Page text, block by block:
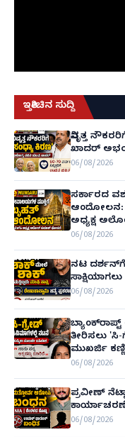
ಇತ್ತೀಚಿನ ಸುದ್ದಿ
ನಿವೃತ್ತ
ಖಾದರ್
06/08/2026
ಸರ್ಕಾರದ
ಆಂದೋಲನ:
ಅಧ್ಯಕ್ಷ
06/08/2026
ನಟ ದರ್ಶನ್‌ಗೆ
06/08/2026
ತೀರಿಸಲು 'ಸಿ-
ಮುಖರ್ಜಿ
06/08/2026
ಪ್ರವೀಣ್
06/08/2026